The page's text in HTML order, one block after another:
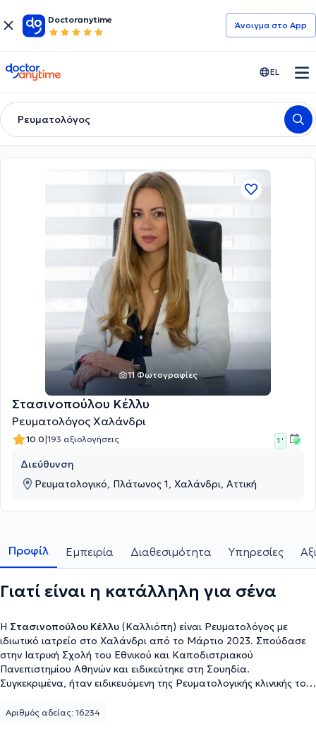
Doctoranytime
Άνοιγμα στο App
doctoranytime EL
Ρευματολόγος
11 Φωτογραφίες
Στασινοπούλου Κέλλυ
Ρευματολόγος Χαλάνδρι
10.0|193 αξιολογήσεις 1 '
Διεύθυνση
Ρευματολογικό, Πλάτωνος 1, Χαλάνδρι, Αττική
Προφίλ Εμπειρία Διαθεσιμότητα Υπηρεσίες
Γιατί είναι η κατάλληλη για σένα
Η Στασινοπούλου Κέλλυ (Καλλιόπη) είναι Ρευματολόγος με
ιδιωτικό ιατρείο στο Χαλάνδρι από το Μάρτιο 2023. Σπούδασε
στην Ιατρική Σχολή του Εθνικού και Καποδιστριακού
Πανεπιστημίου Αθηνών και ειδικεύτηκε στη Σουηδία.
Συγκεκριμένα, ήταν ειδικευόμενη της Ρευματολογικής κλινικής του
Hospital, στο οποίο μέχρι πρόσφατα διατελούσε χρέη
Αριθμός αδείας: 16234